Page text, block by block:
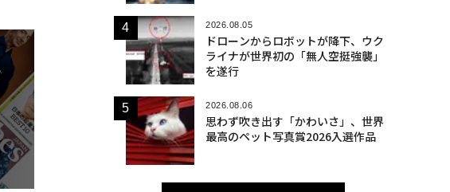
2026.08.05
ドローンからロボットが降下、ウク
ライナが世界初の「無人空挺強襲」
を遂行
2026.08.06
思わず吹き出す「かわいさ」、世界
最高のペット写真賞2026入選作品